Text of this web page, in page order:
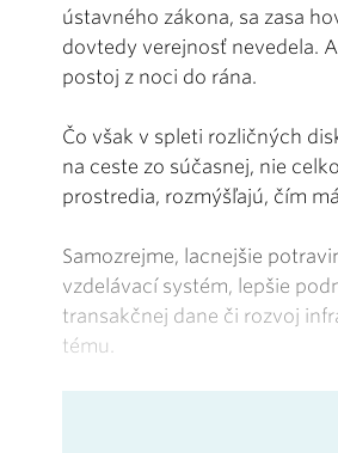
ústavného zákona, sa zasa
dovtedy verejnosť nevedela.
postoj z noci do rána.
Čo však v spleti rozličných
na ceste zo súčasnej, nie
prostredia, rozmýšľajú, čím
Samozrejme, lacnejšie
vzdelávací systém, lepšie
transakčnej dane či rozvoj
tému.